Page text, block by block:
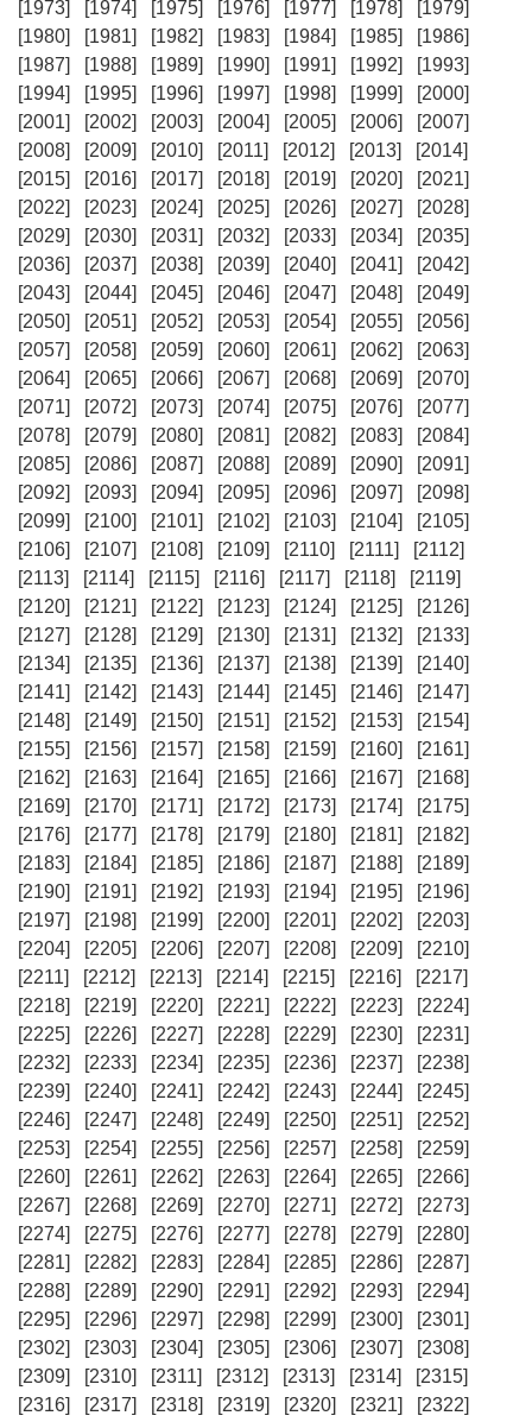
[1973] [1974] [1975] [1976] [1977] [1978]
[1979]
[1980]
[1981] [1982] [1983] [1984] [1985]
[1986]
[1987]
[1988] [1989] [1990] [1991] [1992]
[1993]
[1994]
[1995] [1996] [1997] [1998] [1999]
[2000]
[2001]
[2002] [2003] [2004] [2005] [2006]
[2007]
[2008]
[2009] [2010] [2011] [2012] [2013]
[2014]
[2015]
[2016] [2017] [2018] [2019] [2020]
[2021]
[2022]
[2023] [2024] [2025] [2026] [2027]
[2028]
[2029]
[2030] [2031] [2032] [2033] [2034]
[2035]
[2036]
[2037] [2038] [2039] [2040] [2041]
[2042]
[2043]
[2044] [2045] [2046] [2047] [2048]
[2049]
[2050]
[2051] [2052] [2053] [2054] [2055]
[2056]
[2057]
[2058] [2059] [2060] [2061] [2062]
[2063]
[2064]
[2065] [2066] [2067] [2068] [2069]
[2070]
[2071]
[2072] [2073] [2074] [2075] [2076]
[2077]
[2078]
[2079] [2080] [2081] [2082] [2083]
[2084]
[2085]
[2086] [2087] [2088] [2089] [2090]
[2091]
[2092]
[2093] [2094] [2095] [2096] [2097]
[2098]
[2099]
[2100] [2101] [2102] [2103] [2104]
[2105]
[2106]
[2107] [2108] [2109] [2110] [2111]
[2112]
[2113]
[2114] [2115] [2116] [2117] [2118]
[2119]
[2120]
[2121] [2122] [2123] [2124] [2125]
[2126]
[2127]
[2128] [2129] [2130] [2131] [2132]
[2133]
[2134]
[2135] [2136] [2137] [2138] [2139]
[2140]
[2141]
[2142] [2143] [2144] [2145] [2146]
[2147]
[2148]
[2149] [2150] [2151] [2152] [2153]
[2154]
[2155]
[2156] [2157] [2158] [2159] [2160]
[2161]
[2162]
[2163] [2164] [2165] [2166] [2167]
[2168]
[2169]
[2170] [2171] [2172] [2173] [2174]
[2175]
[2176]
[2177] [2178] [2179] [2180] [2181]
[2182]
[2183]
[2184] [2185] [2186] [2187] [2188]
[2189]
[2190]
[2191] [2192] [2193] [2194] [2195]
[2196]
[2197]
[2198] [2199] [2200] [2201] [2202]
[2203]
[2204]
[2205] [2206] [2207] [2208] [2209]
[2210]
[2211]
[2212] [2213] [2214] [2215] [2216]
[2217]
[2218]
[2219] [2220] [2221] [2222] [2223]
[2224]
[2225]
[2226] [2227] [2228] [2229] [2230]
[2231]
[2232]
[2233] [2234] [2235] [2236] [2237]
[2238]
[2239]
[2240] [2241] [2242] [2243] [2244]
[2245]
[2246]
[2247] [2248] [2249] [2250] [2251]
[2252]
[2253]
[2254] [2255] [2256] [2257] [2258]
[2259]
[2260]
[2261] [2262] [2263] [2264] [2265]
[2266]
[2267]
[2268] [2269] [2270] [2271] [2272]
[2273]
[2274]
[2275] [2276] [2277] [2278] [2279]
[2280]
[2281]
[2282] [2283] [2284] [2285] [2286]
[2287]
[2288]
[2289] [2290] [2291] [2292] [2293]
[2294]
[2295]
[2296] [2297] [2298] [2299] [2300]
[2301]
[2302]
[2303] [2304] [2305] [2306] [2307]
[2308]
[2309]
[2310] [2311] [2312] [2313] [2314]
[2315]
[2316]
[2317] [2318] [2319] [2320] [2321]
[2322]